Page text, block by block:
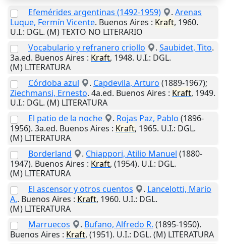
Efemérides argentinas (1492-1959) . Arenas
Luque, Fermín Vicente. Buenos Aires : Kraft, 1960.
U.I.: DGL. (M) TEXTO NO LITERARIO
Vocabulario y refranero criollo
. Saubidet, Tito.
3a.ed. Buenos Aires : Kraft, 1948. U.I.: DGL.
(M) LITERATURA
Córdoba azul
. Capdevila, Arturo (1889-1967);
Ziechmansi, Ernesto. 4a.ed. Buenos Aires : Kraft, 1949.
U.I.: DGL. (M) LITERATURA
El patio de la noche
. Rojas Paz, Pablo (1896-
1956). 3a.ed. Buenos Aires : Kraft, 1965. U.I.: DGL.
(M) LITERATURA
Borderland
. Chiappori, Atilio Manuel (1880-
1947). Buenos Aires : Kraft, (1954). U.I.: DGL.
(M) LITERATURA
El ascensor y otros cuentos
. Lancelotti, Mario
A.. Buenos Aires : Kraft, 1960. U.I.: DGL.
(M) LITERATURA
Marruecos
. Bufano, Alfredo R. (1895-1950).
Buenos Aires : Kraft, (1951). U.I.: DGL. (M) LITERATURA